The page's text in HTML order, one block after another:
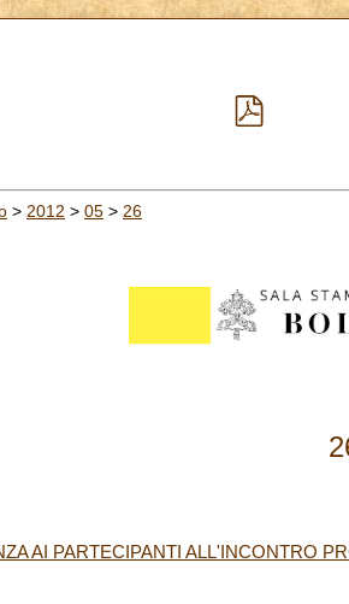
> 2012 > 05 > 26
AI PARTECIPANTI ALL'INCONTRO